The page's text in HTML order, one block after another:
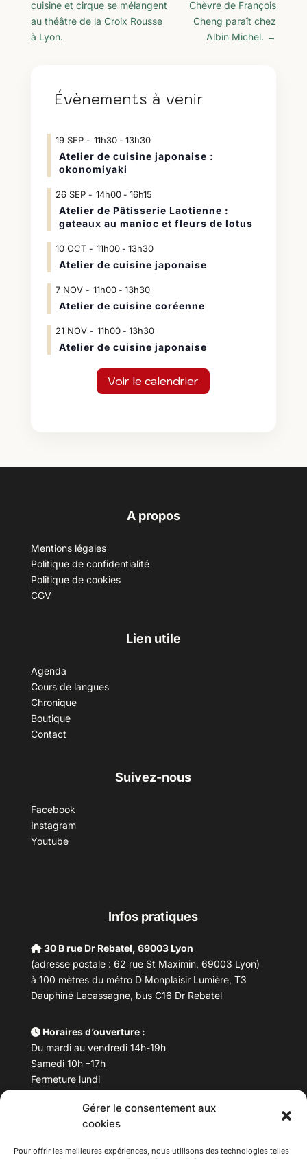
Gérer le consentement aux
cookies
Pour offrir les meilleures expériences, nous utilisons des technologies telles
cuisine et cirque se mélangent
au théâtre de la Croix Rousse
à Lyon.
Chèvre de François
Cheng paraît chez
Albin Michel. →
Évènements à venir
19 SEP 11h30- 13h30
Atelier de cuisine japonaise :
okonomiyaki
26 SEP 14h00- 16h15
Atelier de Pâtisserie Laotienne :
gateaux au manioc et fleurs de lotus
10 OCT 11h00- 13h30
Atelier de cuisine japonaise
7 NOV 11h00- 13h30
Atelier de cuisine coréenne
21 NOV 11h00- 13h30
Atelier de cuisine japonaise
Voir le calendrier
A propos
Mentions légales
Politique de confidentialité
Politique de cookies
CGV
Lien utile
Agenda
Cours de langues
Chronique
Boutique
Contact
Suivez-nous
Facebook
Instagram
Youtube
Infos pratiques
30 B rue Dr Rebatel, 69003 Lyon
(adresse postale : 62 rue St Maximin, 69003 Lyon)
à 100 mètres du métro D Monplaisir Lumière, T3
Dauphiné Lacassagne, bus C16 Dr Rebatel
Horaires d’ouverture :
Du mardi au vendredi 14h-19h
Samedi 10h –17h
Fermeture lundi
Téléphone : 04 78 53 06 40
maisondesculturesasiatiques@asiexpo.com